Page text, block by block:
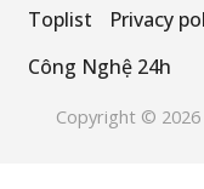
Toplist Privacy
Công Nghệ 24h
Copyright ©